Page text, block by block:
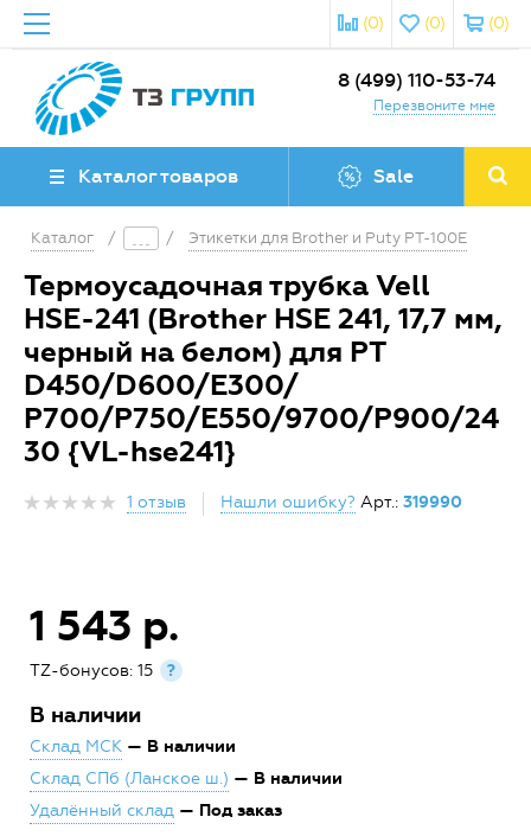
(0)
(0)
(0)
8 (499) 110-53-74
Перезвоните мне
Каталог товаров Sale
Каталог / / Этикетки для Brother и Puty PT-100E
Термоусадочная трубка Vell
HSE-241 (Brother HSE 241, 17,7 мм,
черный на белом) для PT
D450/D600/E300/
P700/P750/E550/9700/P900/24
30 {VL-hse241}
1 отзыв Нашли ошибку? Арт.: 319990
1 543 р.
TZ-бонусов: 15 ?
В наличии
Склад МСК — В наличии
Склад СПб (Ланское ш.) — В наличии
Удалённый склад — Под заказ